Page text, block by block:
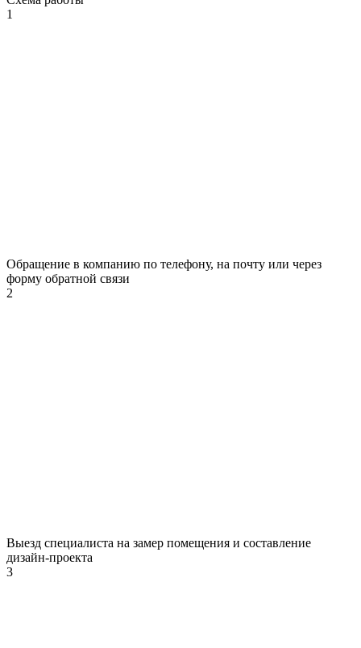
1
Обращение в компанию по телефону, на почту или через
форму обратной связи
2
Выезд специалиста на замер помещения и составление
дизайн-проекта
3